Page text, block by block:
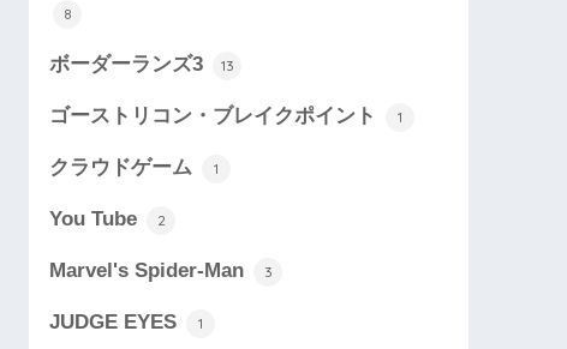
8
ボーダーランズ3 13
ゴーストリコン・ブレイクポイント 1
クラウドゲーム 1
You Tube 2
Marvel's Spider-Man 3
JUDGE EYES 1